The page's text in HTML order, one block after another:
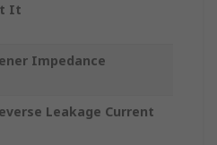
It
Impedance
Leakage Current